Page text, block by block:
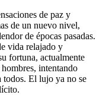
de paz y
de un nuevo nivel,
de épocas pasadas.
vida relajado y
fortuna, actualmente
intentando
todos. El lujo ya no se